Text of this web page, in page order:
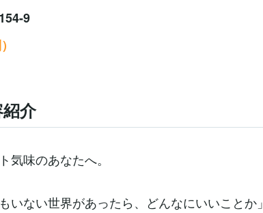
9
介
気味のあなたへ。
いない世界があったら、どんなにいいことか」